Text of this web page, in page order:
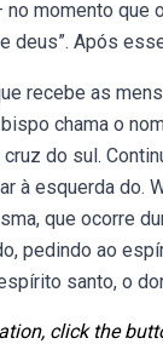
momento
deus”. Após
recebe as
chama o
do sul.
à esquerda do.
que ocorre
pedindo ao
santo, o
click the